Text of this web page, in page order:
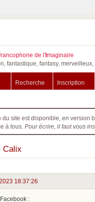
rancophone de l'Imaginaire
fantastique, fantasy, merveilleux,
Recherche Inscription
site est disponible, en version
à tous. Pour écrire, il faut vous
Calix
18:37:26
: